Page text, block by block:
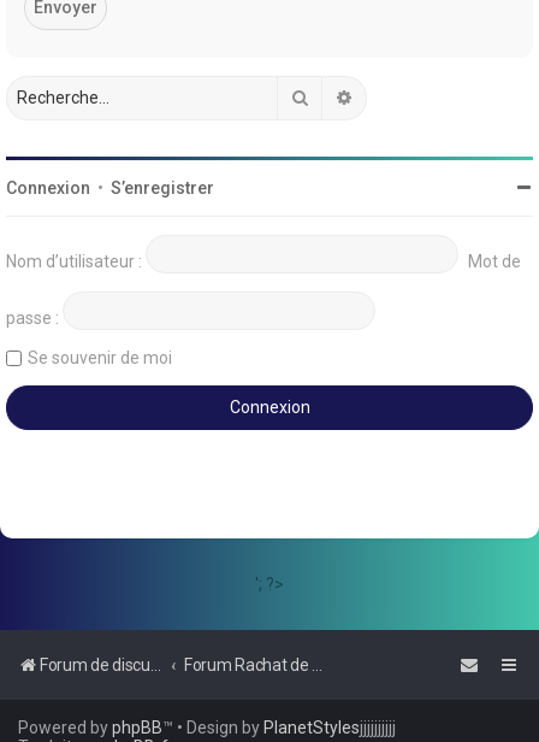
Rechercher
Connexion • S’enregistrer
Nom d’utilisateur : Mot de
passe :
Se souvenir de moi
'; ?>
Forum de discussions sur le Regroupement de Crédits et le Rachat de Crédits
Powered byphpBB™ • Design byPlanetStylesjjjjjjjjjj